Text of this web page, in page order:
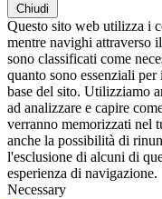
Chiudi
Questo sito web utilizza i
mentre navighi attraverso
sono classificati come
quanto sono essenziali
base del sito. Utilizziamo
ad analizzare e capire
verranno memorizzati nel
anche la possibilità di
l'esclusione di alcuni di
esperienza di navigazione.
Necessary